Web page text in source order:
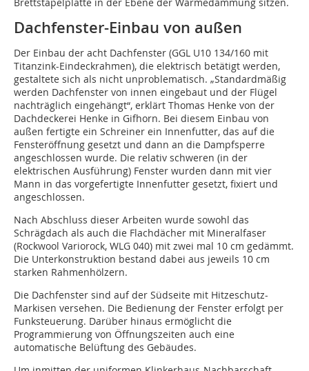
Brettstapelplatte in der Ebene der Wärmedämmung sitzen.
Dachfenster-Einbau von außen
Der Einbau der acht Dachfenster (GGL U10 134/160 mit
Titanzink-Eindeckrahmen), die elektrisch betätigt werden,
gestaltete sich als nicht unproblematisch. „Standardmäßig
werden Dachfenster von innen eingebaut und der Flügel
nachträglich eingehängt“, erklärt Thomas Henke von der
Dachdeckerei Henke in Gifhorn. Bei diesem Einbau von
außen fertigte ein Schreiner ein Innenfutter, das auf die
Fensteröffnung gesetzt und dann an die Dampfsperre
angeschlossen wurde. Die relativ schweren (in der
elektrischen Ausführung) Fenster wurden dann mit vier
Mann in das vorgefertigte Innenfutter gesetzt, fixiert und
angeschlossen.
Nach Abschluss dieser Arbeiten wurde sowohl das
Schrägdach als auch die Flachdächer mit Mineralfaser
(Rockwool Variorock, WLG 040) mit zwei mal 10 cm gedämmt.
Die Unterkonstruktion bestand dabei aus jeweils 10 cm
starken Rahmenhölzern.
Die Dachfenster sind auf der Südseite mit Hitzeschutz-
Markisen versehen. Die Bedienung der Fenster erfolgt per
Funksteuerung. Darüber hinaus ermöglicht die
Programmierung von Öffnungszeiten auch eine
automatische Belüftung des Gebäudes.